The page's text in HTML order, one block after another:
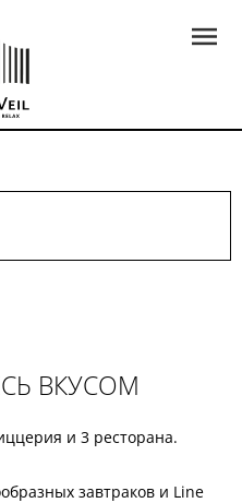
ВКУСОМ
и 3 ресторана.
завтраков и Line